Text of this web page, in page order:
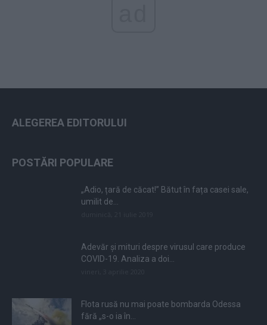
ALEGEREA EDITORULUI
POSTĂRI POPULARE
„Adio, țară de căcat!” Bătut în fața casei sale,
umilit de...
Adevăr și mituri despre virusul care produce
COVID-19. Analiza a doi...
Flota rusă nu mai poate bombarda Odessa
fără „s-o ia în...